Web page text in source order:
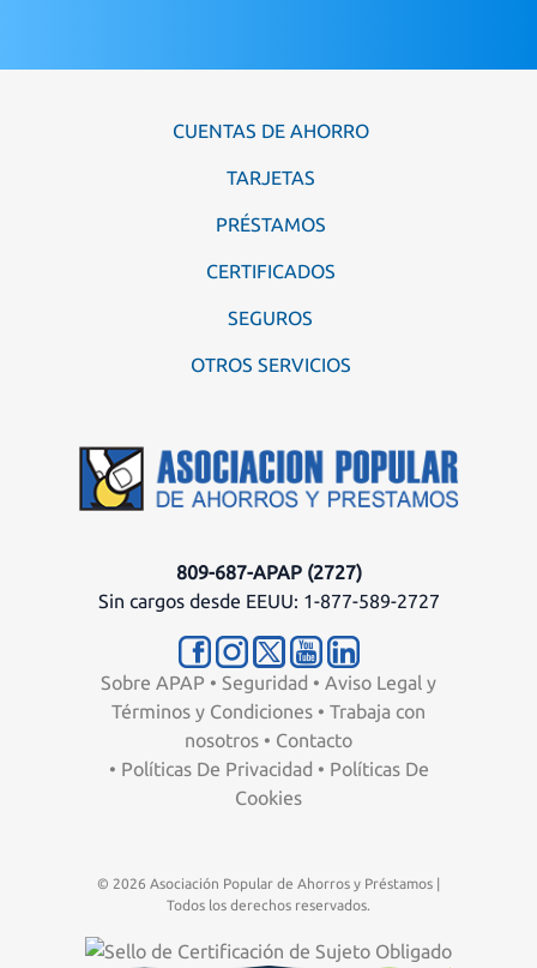
CUENTAS DE AHORRO
TARJETAS
PRÉSTAMOS
CERTIFICADOS
SEGUROS
OTROS SERVICIOS
809-687-APAP (2727)
Sin cargos desde EEUU: 1-877-589-2727
Sobre APAP • Seguridad • Aviso Legal y
Términos y Condiciones • Trabaja con
nosotros • Contacto
• Políticas De Privacidad • Políticas De
Cookies
© 2026 Asociación Popular de Ahorros y Préstamos |
Todos los derechos reservados.